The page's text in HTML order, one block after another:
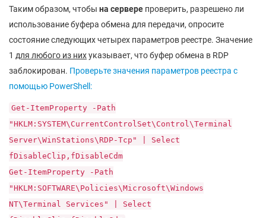
Таким образом, чтобы на сервере проверить, разрешено ли
использование буфера обмена для передачи, опросите
состояние следующих четырех параметров реестре. Значение
1 для любого из нихуказывает, что буфер обмена в RDP
заблокирован. Проверьте значения параметров реестра с
помощью PowerShell:
Get-ItemProperty -Path
"HKLM:SYSTEM\CurrentControlSet\Control\Terminal
Server\WinStations\RDP-Tcp" | Select
fDisableClip,fDisableCdm
Get-ItemProperty -Path
"HKLM:SOFTWARE\Policies\Microsoft\Windows
NT\Terminal Services" | Select